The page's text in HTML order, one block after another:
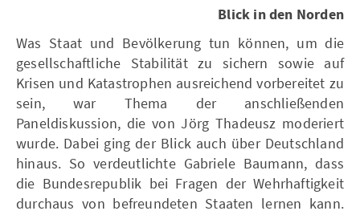
Blick in den Norden
Was Staat und Bevölkerung tun können, um die
gesellschaftliche Stabilität zu sichern sowie auf
Krisen und Katastrophen ausreichend vorbereitet zu
sein, war Thema der anschließenden
Paneldiskussion, die von Jörg Thadeusz moderiert
wurde. Dabei ging der Blick auch über Deutschland
hinaus. So verdeutlichte Gabriele Baumann, dass
die Bundesrepublik bei Fragen der Wehrhaftigkeit
durchaus von befreundeten Staaten lernen kann.